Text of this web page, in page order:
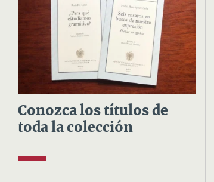
Conozca los títulos de
toda la colección